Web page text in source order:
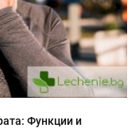
Функции и